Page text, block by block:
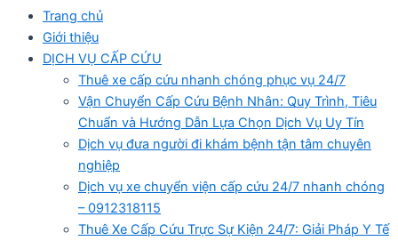
Trang chủ
Giới thiệu
DỊCH VỤ CẤP CỨU
Thuê xe cấp cứu nhanh chóng phục vụ 24/7
Vận Chuyển Cấp Cứu Bệnh Nhân: Quy Trình, Tiêu
Chuẩn và Hướng Dẫn Lựa Chọn Dịch Vụ Uy Tín
Dịch vụ đưa người đi khám bệnh tận tâm chuyên
nghiệp
Dịch vụ xe chuyển viện cấp cứu 24/7 nhanh chóng
– 0912318115
Thuê Xe Cấp Cứu Trực Sự Kiện 24/7: Giải Pháp Y Tế